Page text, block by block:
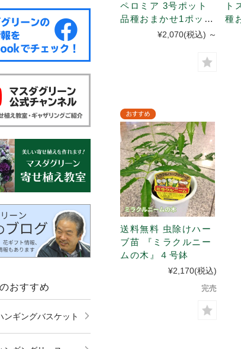
ペロミア 3号ポット
品種おまかせ1ポット
5種セット¥2,070(税込) ～
ト
種
送料無料 虫除けハー
ブ苗 『ミラクルニー
ムの木』４号鉢
¥2,170(税込)
完売
おすすめ
ンギングバスケット